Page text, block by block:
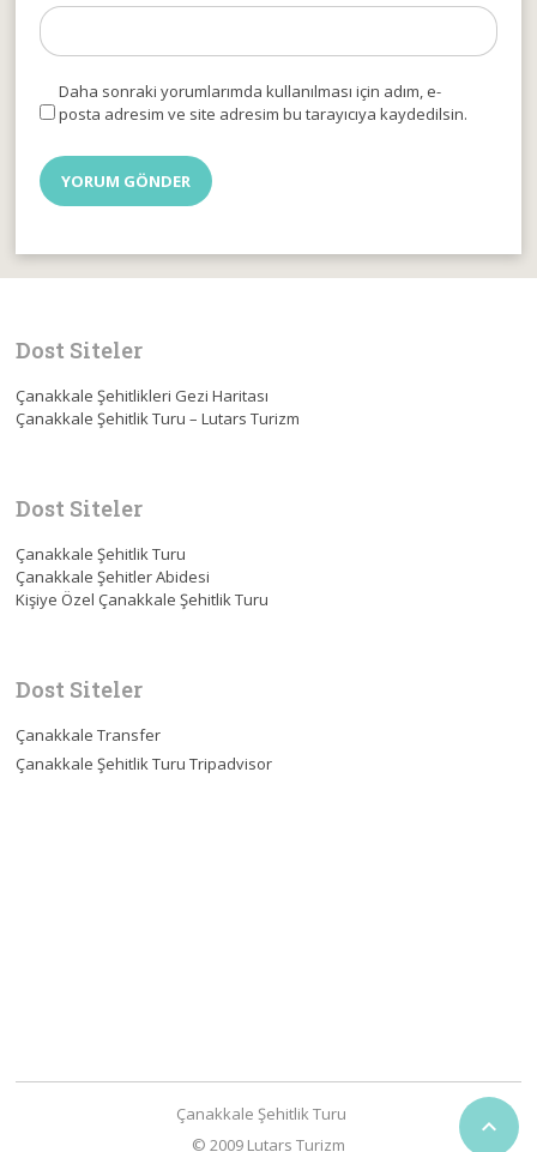
Daha sonraki yorumlarımda kullanılması için adım, e-
posta adresim ve site adresim bu tarayıcıya kaydedilsin.
Dost Siteler
Çanakkale Şehitlikleri Gezi Haritası
Çanakkale Şehitlik Turu – Lutars Turizm
Dost Siteler
Çanakkale Şehitlik Turu
Çanakkale Şehitler Abidesi
Kişiye Özel Çanakkale Şehitlik Turu
Dost Siteler
Çanakkale Transfer
Çanakkale Şehitlik Turu Tripadvisor
© 2009 Lutars Turizm
Çanakkale Şehitlik Turu 